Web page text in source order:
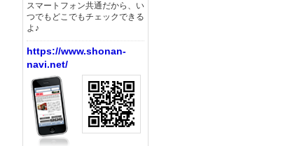
スマートフォン共通だから、い
つでもどこでもチェックできる
よ♪
https://www.shonan-
navi.net/